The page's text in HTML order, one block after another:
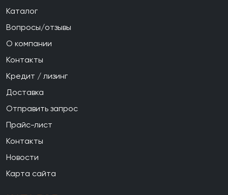
Каталог
Вопросы/отзывы
О компании
Контакты
Кредит / лизинг
Доставка
Отправить запрос
Прайс-лист
Контакты
Новости
Карта сайта